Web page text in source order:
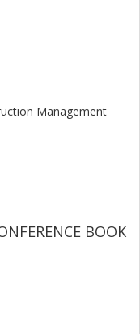
Management
BOOK